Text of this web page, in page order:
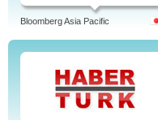
Bloomberg Asia Pacific